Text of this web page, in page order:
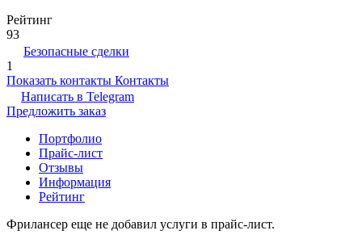
Рейтинг
93
Безопасные сделки
1
Показать контакты Контакты
Написать в Telegram
Предложить заказ
Портфолио
Прайс-лист
Отзывы
Информация
Рейтинг
Фрилансер еще не добавил услуги в прайс-лист.